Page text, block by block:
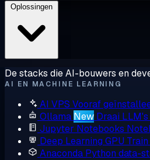
De stacks die AI-bouwers en
AI EN MACHINE LEARNING
AI VPS Vooraf
Ollama New Draai
Jupyter Notebooks
Deep Learning GPU
Anaconda Python data-